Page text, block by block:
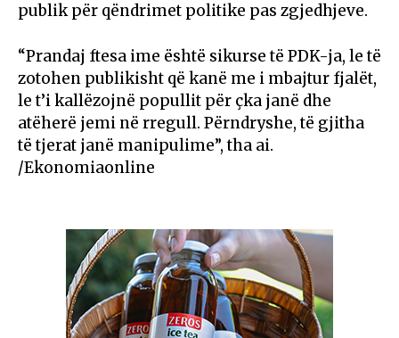
publik për qëndrimet politike pas zgjedhjeve.
“Prandaj ftesa ime është sikurse të PDK-ja, le të
zotohen publikisht që kanë me i mbajtur fjalët,
le t’i kallëzojnë popullit për çka janë dhe
atëherë jemi në rregull. Përndryshe, të gjitha
të tjerat janë manipulime”, tha ai.
/Ekonomiaonline